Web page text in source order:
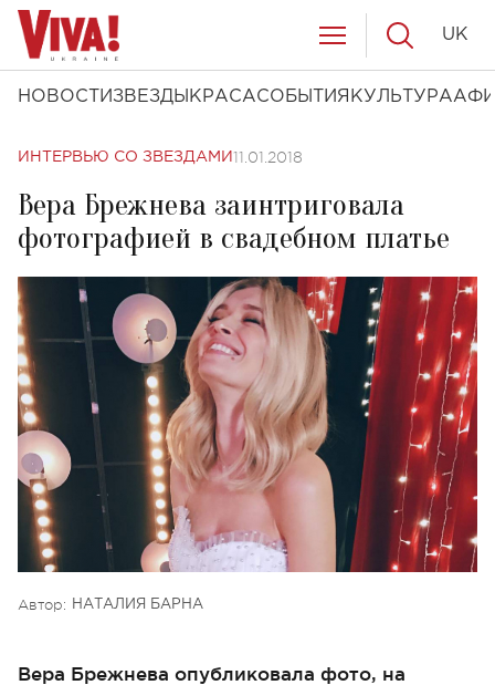
НОВОСТИ ЗВЕЗДЫ КРАСАСОБЫТИЯ КУЛЬТУРА
UK
ИНТЕРВЬЮ СО ЗВЕЗДАМИ 11.01.2018
Вера Брежнева заинтриговала
фотографией в свадебном платье
Автор: НАТАЛИЯ БАРНА
Вера Брежнева опубликовала фото, на